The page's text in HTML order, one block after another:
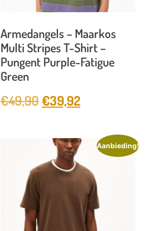
Armedangels – Maarkos
Multi Stripes T-Shirt –
Pungent Purple-Fatigue
Green
€49,90€39,92
Aanbieding!